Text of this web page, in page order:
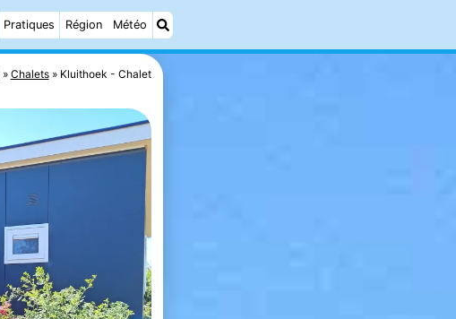
Pratiques Région Météo
Chalets Kluithoek - Chalet